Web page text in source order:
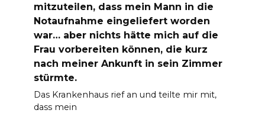
mitzuteilen, dass mein Mann in die
Notaufnahme eingeliefert worden
war… aber nichts hätte mich auf die
Frau vorbereiten können, die kurz
nach meiner Ankunft in sein Zimmer
stürmte.
Das Krankenhaus rief an und teilte mir mit,
dass mein